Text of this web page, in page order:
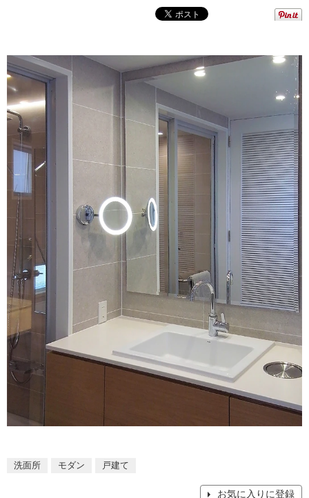
収納 インテリア・
照明 ペット用品
内装用建材 パネル・壁材
ロートアイアン 天然石・石材
メンテナンス・施工材 新商品
仙台ショールーム
福岡ショールーム 札幌スマート
ム
横浜スマート
ショールー
ム
ウェルビーみのお HDC
BOX
よくある質問 お問い合わせ
修理お問い合わせ クレーム公開
説明書・図面検索 水まわり3年保証
お役立ち情報 住まいの
スタイリング
アイデア
ミラタップチャンネル
オンライン相談
その他サービス
ミラタップと創る家
ASOLIE
工事会社紹介Coziコンシ
ェルジュ
自分らしい家づくり
SUVACO
最高のリノベ会社が
みつ
かるリノベりす
洗面所 モダン 戸建て
お気に入りに登録